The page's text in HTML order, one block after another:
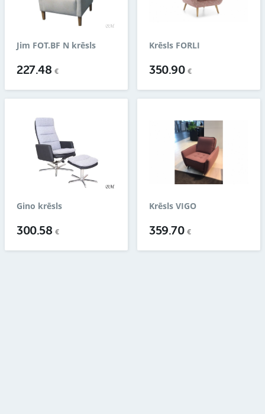
Jim FOT.BF N krēsls
227.48€
Krēsls FORLI
350.90€
Gino krēsls
300.58€
Krēsls VIGO
359.70€